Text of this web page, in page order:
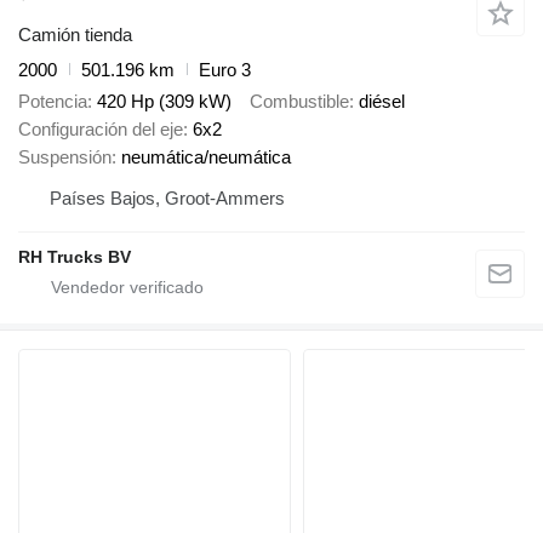
Camión tienda
2000
501.196 km
Euro 3
Potencia 420 Hp (309 kW) Combustible diésel
Configuración del eje 6x2
Suspensión neumática/neumática
Países Bajos, Groot-Ammers
RH Trucks BV